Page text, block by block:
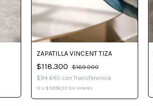
ZAPATILLA VINCENT TIZA
$118.300
$169.000
$94.640 con Transferencia
12 x $9.858,33 sin interés